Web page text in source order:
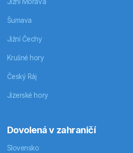
Šumava
Jižní Čechy
Krušné hory
Český Ráj
Jizerské hory
Dovolená v zahraničí
Slovensko